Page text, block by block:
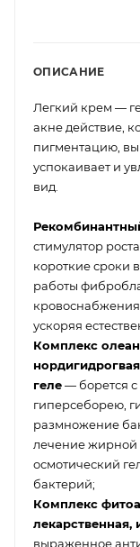
ОПИСАНИЕ
Легкий крем —
акне действие,
пигментацию,
успокаивает и
вид.
стимулятор
короткие сроки
работы
кровоснабжения
ускоряя
Комплекс
геле— борется
гиперсеборею,
размножение
лечение жирной
осмотический
бактерий;
Комплекс
лекарственная,
выраженное